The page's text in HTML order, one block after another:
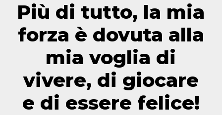
Più di tutto, la mia
forza è dovuta alla
mia voglia di
vivere, di giocare
e di essere felice!